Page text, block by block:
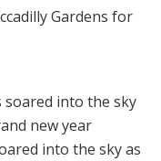
Gardens for
into the sky as